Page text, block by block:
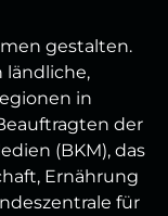
gestalten.
ländliche,
in
der
(BKM), das
Ernährung
für